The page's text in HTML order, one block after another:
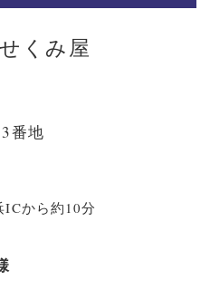
くみ屋
番地
から約10分